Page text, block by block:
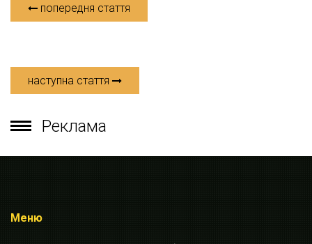
попередня стаття
наступна стаття
Реклама
Меню